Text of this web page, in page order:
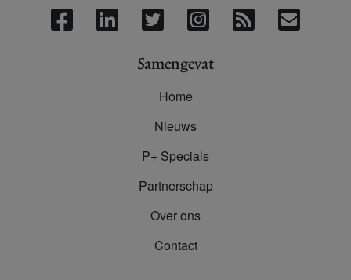
Samengevat
Home
Nieuws
P+ Specials
Partnerschap
Over ons
Contact